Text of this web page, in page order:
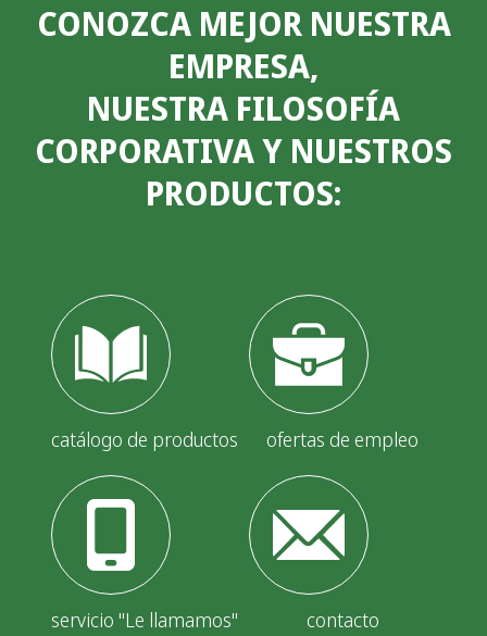
CONOZCA MEJOR NUESTRA
EMPRESA,
NUESTRA FILOSOFÍA
CORPORATIVA Y NUESTROS
PRODUCTOS:
catálogo de productos ofertas de empleo
servicio "Le llamamos" contacto